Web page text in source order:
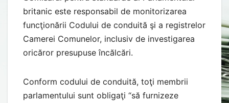
britanic este responsabil de monitorizarea
funcţionării Codului de conduită şi a registrelor
Camerei Comunelor, inclusiv de investigarea
oricăror presupuse încălcări.
Conform codului de conduită, toţi membrii
parlamentului sunt obligaţi “să furnizeze